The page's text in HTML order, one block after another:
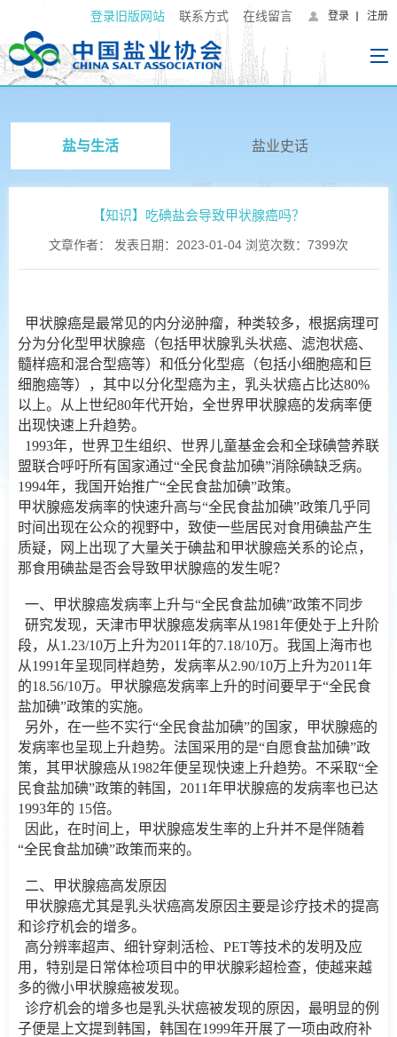
登录旧版网站 联系方式 在线留言 登录 注册
盐与生活 盐业史话
【知识】吃碘盐会导致甲状腺癌吗？
文章作者： 发表日期：2023-01-04 浏览次数：7399次
甲状腺癌是最常见的内分泌肿瘤，种类较多，根据病理可
分为分化型甲状腺癌（包括甲状腺乳头状癌、滤泡状癌、
髓样癌和混合型癌等）和低分化型癌（包括小细胞癌和巨
细胞癌等），其中以分化型癌为主，乳头状癌占比达80%
以上。从上世纪80年代开始，全世界甲状腺癌的发病率便
出现快速上升趋势。
1993年，世界卫生组织、世界儿童基金会和全球碘营养联
盟联合呼吁所有国家通过“全民食盐加碘”消除碘缺乏病。
1994年，我国开始推广“全民食盐加碘”政策。
甲状腺癌发病率的快速升高与“全民食盐加碘”政策几乎同
时间出现在公众的视野中，致使一些居民对食用碘盐产生
质疑，网上出现了大量关于碘盐和甲状腺癌关系的论点，
那食用碘盐是否会导致甲状腺癌的发生呢？
一、甲状腺癌发病率上升与“全民食盐加碘”政策不同步
研究发现，天津市甲状腺癌发病率从1981年便处于上升阶
段，从1.23/10万上升为2011年的7.18/10万。我国上海市也
从1991年呈现同样趋势，发病率从2.90/10万上升为2011年
的18.56/10万。甲状腺癌发病率上升的时间要早于“全民食
盐加碘”政策的实施。
另外，在一些不实行“全民食盐加碘”的国家，甲状腺癌的
发病率也呈现上升趋势。法国采用的是“自愿食盐加碘”政
策，其甲状腺癌从1982年便呈现快速上升趋势。不采取“全
民食盐加碘”政策的韩国，2011年甲状腺癌的发病率也已达
1993年的 15倍。
因此，在时间上，甲状腺癌发生率的上升并不是伴随着
“全民食盐加碘”政策而来的。
二、甲状腺癌高发原因
甲状腺癌尤其是乳头状癌高发原因主要是诊疗技术的提高
和诊疗机会的增多。
高分辨率超声、细针穿刺活检、PET等技术的发明及应
用，特别是日常体检项目中的甲状腺彩超检查，使越来越
多的微小甲状腺癌被发现。
诊疗机会的增多也是乳头状癌被发现的原因，最明显的例
子便是上文提到韩国，韩国在1999年开展了一项由政府补